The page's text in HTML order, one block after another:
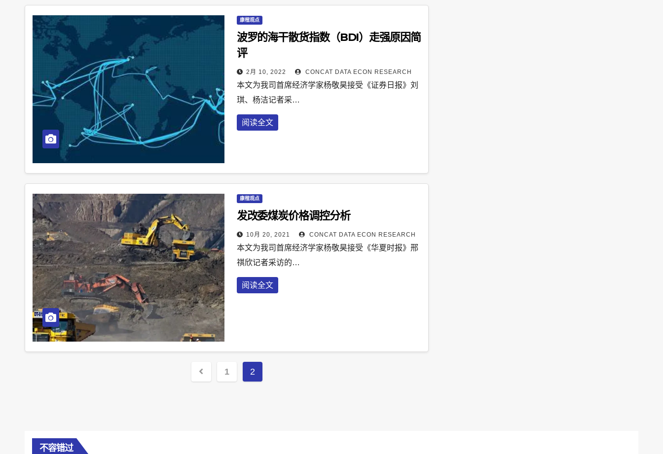
康楷观点
波罗的海干散货指数（BDI）走强原因简
评
2月 10, 2022 CONCAT DATA ECON RESEARCH
本文为我司首席经济学家杨敬昊接受《证券日报》刘
琪、杨洁记者采…
阅读全文
康楷观点
发改委煤炭价格调控分析
10月 20, 2021 CONCAT DATA ECON RESEARCH
本文为我司首席经济学家杨敬昊接受《华夏时报》邢
祺欣记者采访的…
阅读全文
Posts
pagination
1 2
不容错过